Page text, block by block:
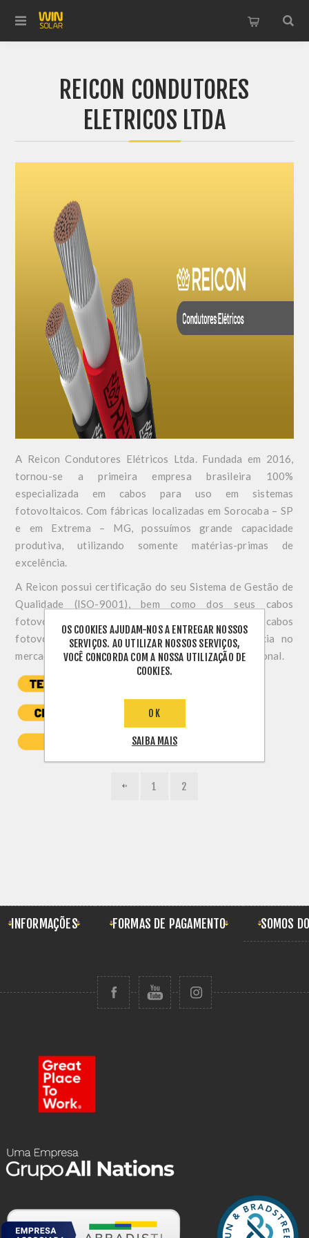
REICON CONDUTORES
ELETRICOS LTDA
A Reicon Condutores Elétricos Ltda. Fundada em 2016,
tornou-se a primeira empresa brasileira 100%
especializada em cabos para uso em sistemas
fotovoltaicos. Com fábricas localizadas em Sorocaba – SP
e em Extrema – MG, possuímos grande capacidade
produtiva, utilizando somente matérias-primas de
excelência.
A Reicon possui certificação do seu Sistema de Gestão de
Qualidade (ISO-9001), bem como dos seus cabos
fotovoltaicos, pela TÜV Rheinland do Brasil. Nossos cabos
fotovoltaicos da linha REISOLAR® são referência no
mercado brasileiro, e em breve, no mercado internacional.
1 2
INFORMAÇÕES FORMAS DE PAGAMENTO SOMOS
OS COOKIES AJUDAM-NOS A ENTREGAR NOSSOS
SERVIÇOS. AO UTILIZAR NOSSOS SERVIÇOS,
VOCÊ CONCORDA COM A NOSSA UTILIZAÇÃO DE
COOKIES.
OK
SAIBA MAIS